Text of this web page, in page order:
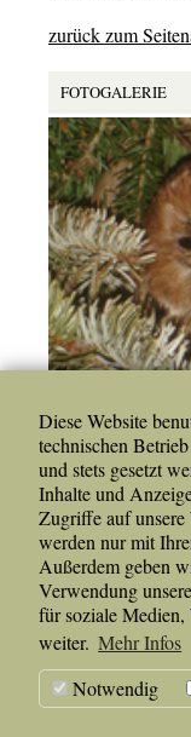
Diese Website
technischen
und stets gesetzt
Inhalte und
Zugriffe auf unsere
werden nur mit
Außerdem geben
Verwendung
für soziale
weiter. Mehr Infos
Notwendig
zurück zum
FOTOGALERIE
Termine
Es gibt keine
© 2025 Steirischer